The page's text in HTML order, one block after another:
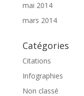
mai 2014
mars 2014
Catégories
Citations
Infographies
Non classé